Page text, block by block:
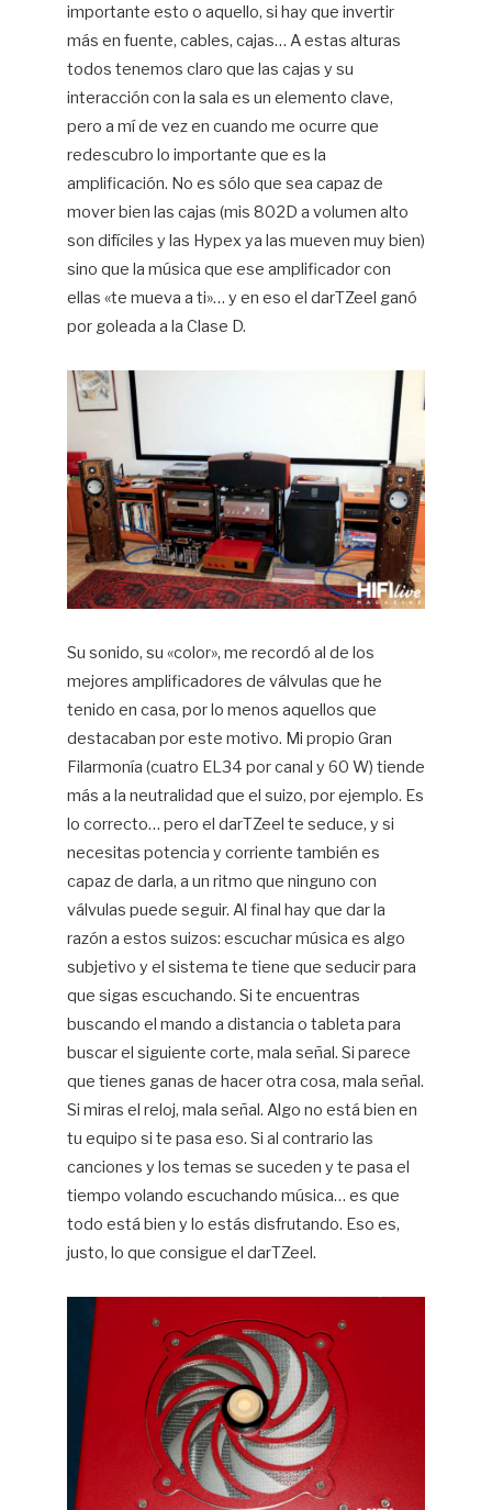
importante esto o aquello, si hay que invertir
más en fuente, cables, cajas… A estas alturas
todos tenemos claro que las cajas y su
interacción con la sala es un elemento clave,
pero a mí de vez en cuando me ocurre que
redescubro lo importante que es la
amplificación. No es sólo que sea capaz de
mover bien las cajas (mis 802D a volumen alto
son difíciles y las Hypex ya las mueven muy bien)
sino que la música que ese amplificador con
ellas «te mueva a ti»… y en eso el darTZeel ganó
por goleada a la Clase D.
Su sonido, su «color», me recordó al de los
mejores amplificadores de válvulas que he
tenido en casa, por lo menos aquellos que
destacaban por este motivo. Mi propio Gran
Filarmonía (cuatro EL34 por canal y 60 W) tiende
más a la neutralidad que el suizo, por ejemplo. Es
lo correcto… pero el darTZeel te seduce, y si
necesitas potencia y corriente también es
capaz de darla, a un ritmo que ninguno con
válvulas puede seguir. Al final hay que dar la
razón a estos suizos: escuchar música es algo
subjetivo y el sistema te tiene que seducir para
que sigas escuchando. Si te encuentras
buscando el mando a distancia o tableta para
buscar el siguiente corte, mala señal. Si parece
que tienes ganas de hacer otra cosa, mala señal.
Si miras el reloj, mala señal. Algo no está bien en
tu equipo si te pasa eso. Si al contrario las
canciones y los temas se suceden y te pasa el
tiempo volando escuchando música… es que
todo está bien y lo estás disfrutando. Eso es,
justo, lo que consigue el darTZeel.